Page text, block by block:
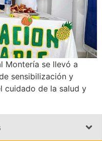
Montería se llevó a
sensibilización y
cuidado de la salud y